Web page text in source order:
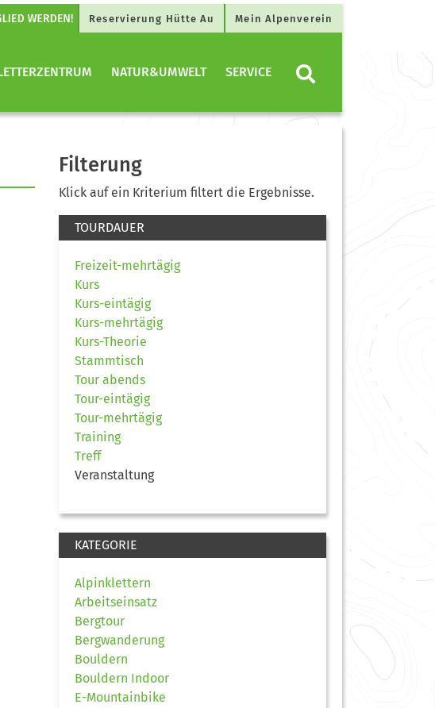
Reservierung Hütte Au Mein Alpenverein
NATUR&UMWELT SERVICE
Filterung
Klick auf ein Kriterium filtert die Ergebnisse.
TOURDAUER
Freizeit-mehrtägig
Kurs
Kurs-eintägig
Kurs-mehrtägig
Kurs-Theorie
Stammtisch
Tour abends
Tour-eintägig
Tour-mehrtägig
Training
Treff
Veranstaltung
KATEGORIE
Alpinklettern
Arbeitseinsatz
Bergtour
Bergwanderung
Bouldern
Bouldern Indoor
E-Mountainbike